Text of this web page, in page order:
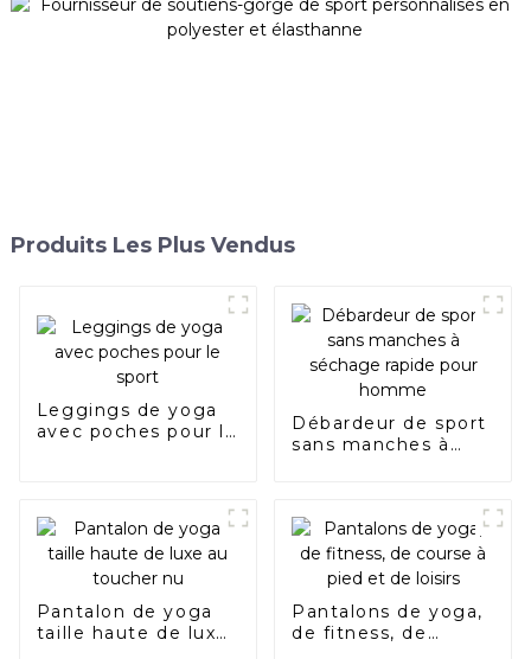
Produits Les Plus Vendus
Leggings de yoga
avec poches pour le
Débardeur de sport
sans manches à
Pantalon de yoga
taille haute de luxe
Pantalons de yoga,
de fitness, de